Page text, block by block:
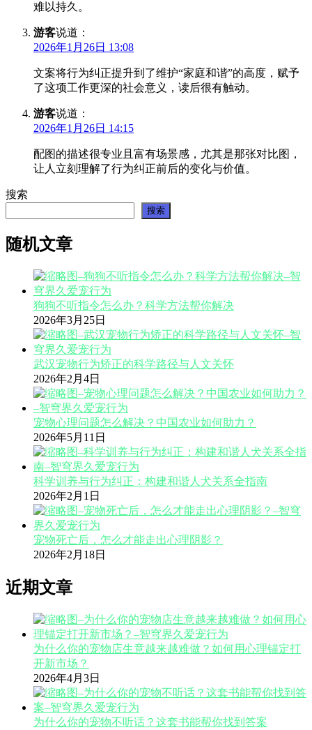
难以持久。
游客说道：
2026年1月26日 13:08
文案将行为纠正提升到了维护“家庭和谐”的高度，赋予
了这项工作更深的社会意义，读后很有触动。
游客说道：
2026年1月26日 14:15
配图的描述很专业且富有场景感，尤其是那张对比图，
让人立刻理解了行为纠正前后的变化与价值。
搜索
搜索
随机文章
狗狗不听指令怎么办？科学方法帮你解决
2026年3月25日
武汉宠物行为矫正的科学路径与人文关怀
2026年2月4日
宠物心理问题怎么解决？中国农业如何助力？
2026年5月11日
科学训养与行为纠正：构建和谐人犬关系全指南
2026年2月1日
宠物死亡后，怎么才能走出心理阴影？
2026年2月18日
近期文章
为什么你的宠物店生意越来越难做？如何用心理锚定打
开新市场？
2026年4月3日
为什么你的宠物不听话？这套书能帮你找到答案